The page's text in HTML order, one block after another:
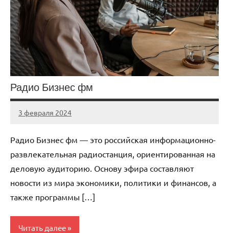
Радио Бизнес фм
3 февраля 2024
Avtor
Нет
Радио Бизнес фм — это российская информационно-
развлекательная радиостанция, ориентированная на
деловую аудиторию. Основу эфира составляют
новости из мира экономики, политики и финансов, а
также программы […]
Читать далее